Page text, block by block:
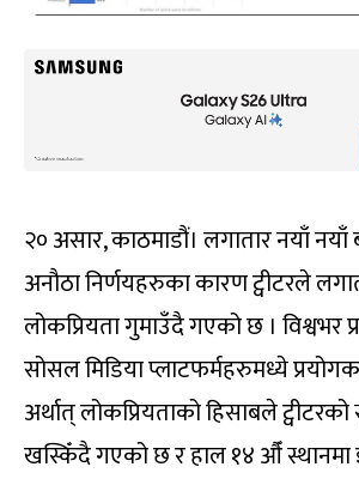
२० असार, काठमाडौं। लगातार नयाँ
अनौठा निर्णयहरुका कारण ट्वीटरले
लोकप्रियता गुमाउँदै गएको छ । विश्वभर
सोसल मिडिया प्लाटफर्महरुमध्ये
अर्थात् लोकप्रियताको हिसाबले
खस्किँदै गएको छ र हाल १४ औँ